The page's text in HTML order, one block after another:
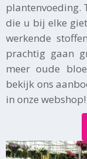
plantenvoeding.
die u bij elke
werkende
prachtig gaan
meer oude
bekijk ons
in onze webshop!